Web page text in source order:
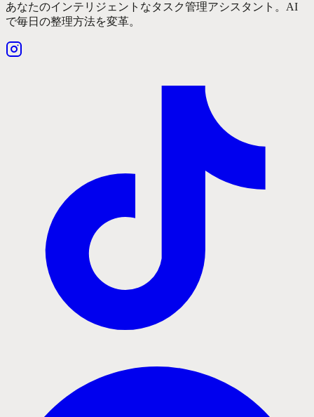
あなたのインテリジェントなタスク管理アシスタント。AI
で毎日の整理方法を変革。